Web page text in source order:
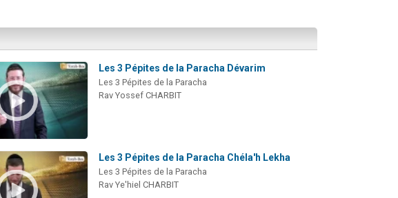
Les 3 Pépites de la Paracha Dévarim
Les 3 Pépites de la Paracha
Rav Yossef CHARBIT
Les 3 Pépites de la Paracha Chéla'h Lekha
Les 3 Pépites de la Paracha
Rav Ye'hiel CHARBIT